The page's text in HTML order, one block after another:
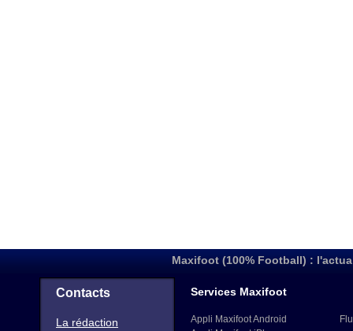
Maxifoot (100% Football) :
Contacts
La rédaction
Services Maxifoot
Appli Maxifoot Android